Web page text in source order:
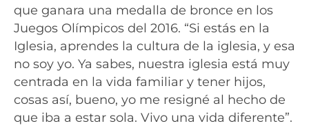
que ganara una medalla de bronce en los
Juegos Olímpicos del 2016. “Si estás en la
Iglesia, aprendes la cultura de la iglesia, y esa
no soy yo. Ya sabes, nuestra iglesia está muy
centrada en la vida familiar y tener hijos,
cosas así, bueno, yo me resigné al hecho de
que iba a estar sola. Vivo una vida diferente”.